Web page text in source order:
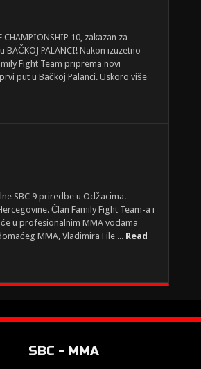
10, zakazan za
BAČKOJ PALANCI! Nakon izuzetno
Fight Team priprema novi
put u Bačkoj Palanci. Uskoro više
SBC 9 priredbe u Odžacima.
Član Family Fight Team-a i
u profesionalnim MMA vodama
MMA, Vladimira File ... Read
SBC - MMA